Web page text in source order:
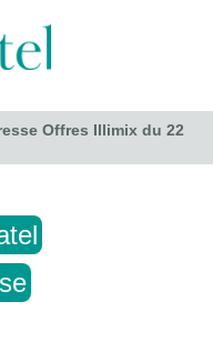
Offres Illimix du 22